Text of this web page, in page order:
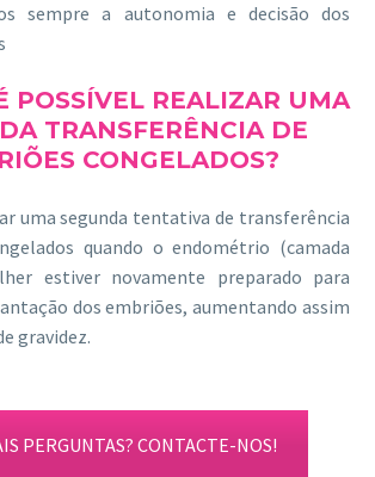
sempre a autonomia e decisão dos
POSSÍVEL REALIZAR UMA
TRANSFERÊNCIA DE
CONGELADOS?
uma segunda tentativa de transferência
quando o endométrio (camada
estiver novamente preparado para
dos embriões, aumentando assim
gravidez.
PERGUNTAS? CONTACTE-NOS!